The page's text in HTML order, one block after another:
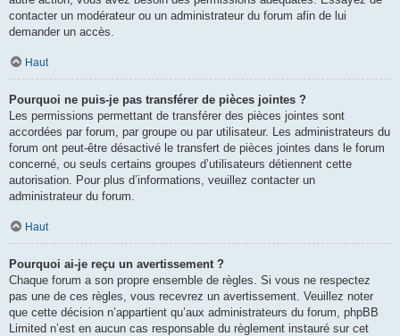
contacter un modérateur ou un administrateur du forum afin de lui
demander un accès.
Haut
Pourquoi ne puis-je pas transférer de pièces jointes ?
Les permissions permettant de transférer des pièces jointes sont
accordées par forum, par groupe ou par utilisateur. Les administrateurs du
forum ont peut-être désactivé le transfert de pièces jointes dans le forum
concerné, ou seuls certains groupes d’utilisateurs détiennent cette
autorisation. Pour plus d’informations, veuillez contacter un
administrateur du forum.
Haut
Pourquoi ai-je reçu un avertissement ?
Chaque forum a son propre ensemble de règles. Si vous ne respectez
pas une de ces règles, vous recevrez un avertissement. Veuillez noter
que cette décision n’appartient qu’aux administrateurs du forum, phpBB
Limited n’est en aucun cas responsable du règlement instauré sur cet